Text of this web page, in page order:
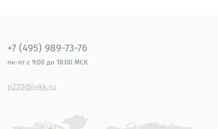
+7 (495) 989-73-76
пн-пт с 9:00 до 18:00 МСК
p220@inkk.ru